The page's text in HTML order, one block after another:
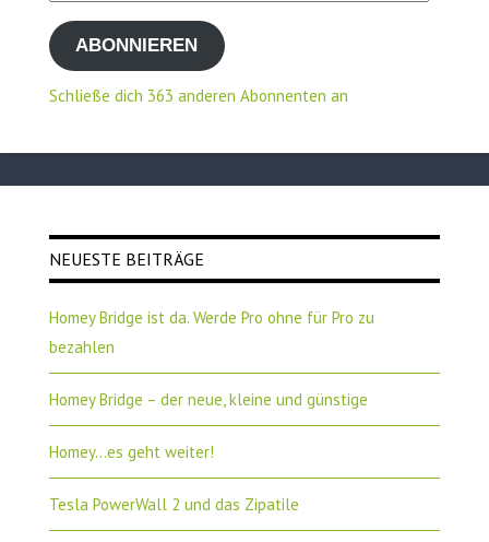
Mail-
AdresseABONNIEREN
Schließe dich 363 anderen Abonnenten an
NEUESTE BEITRÄGE
Homey Bridge ist da. Werde Pro ohne für Pro zu
bezahlen
Homey Bridge – der neue, kleine und günstige
Homey…es geht weiter!
Tesla PowerWall 2 und das Zipatile